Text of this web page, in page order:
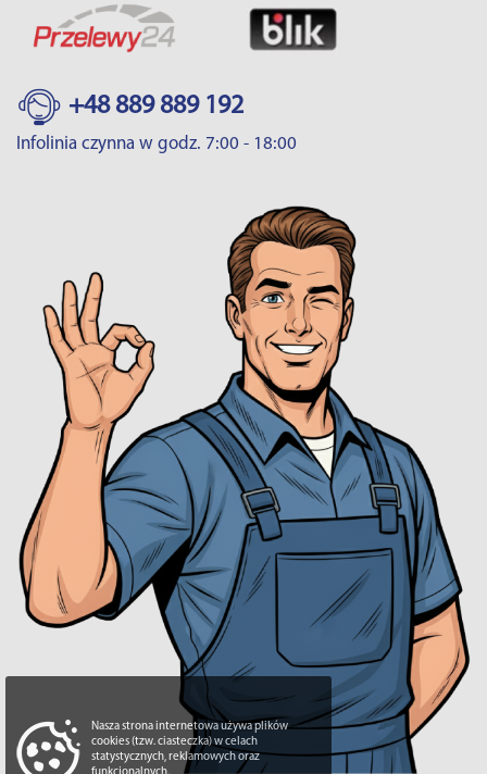
+48 889 889 192
Infolinia czynna w godz. 7:00 - 18:00
Nasza strona internetowa używa plików
cookies (tzw. ciasteczka) w celach
statystycznych, reklamowych oraz